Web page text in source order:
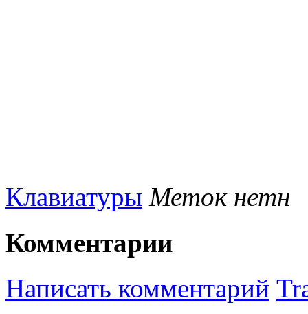
Клавиатуры Меток нетн
Комментарии
Написать комментарий